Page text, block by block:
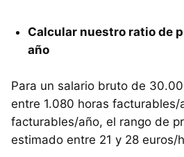
Calcular nuestro ratio de
año
Para un salario bruto de
entre 1.080 horas facturables/
facturables/año, el rango de
estimado entre 21 y 28 euros/